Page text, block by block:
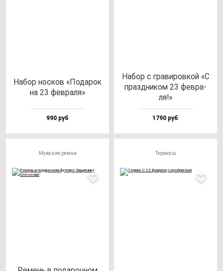
Набор нос­ков «Пода­рок
на 23 фев­ра­ля»
990 руб
Набор с гра­ви­ров­кой «С
праз­дни­ком 23 фев­ра­
ля!»
1790 руб
Мужские ремни Термосы